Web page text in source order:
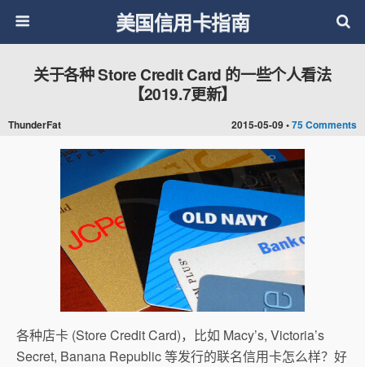
美国信用卡指南
2015-05-09 •75 Comments
关于各种 Store Credit Card 的一些个人看法
【2019.7更新】
ThunderFat
各种店卡 (Store Credit Card)，比如 Macy’s, Victoria’s
Secret, Banana Republic 等发行的联名信用卡怎么样？好